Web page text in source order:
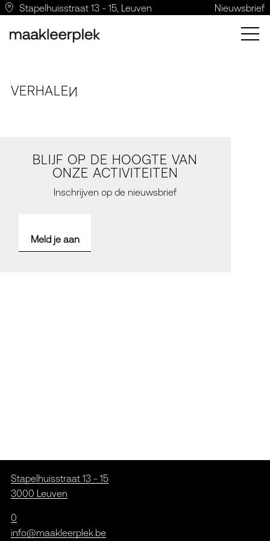
Stapelhuisstraat 13 - 15, Leuven Nieuwsbrief
VERHALEN
BLIJF OP DE HOOGTE VAN
ONZE ACTIVITEITEN
Inschrijven op de nieuwsbrief
Meld je aan
Stapelhuisstraat 13 - 15
3000 Leuven
0
info@maakleerplek.be